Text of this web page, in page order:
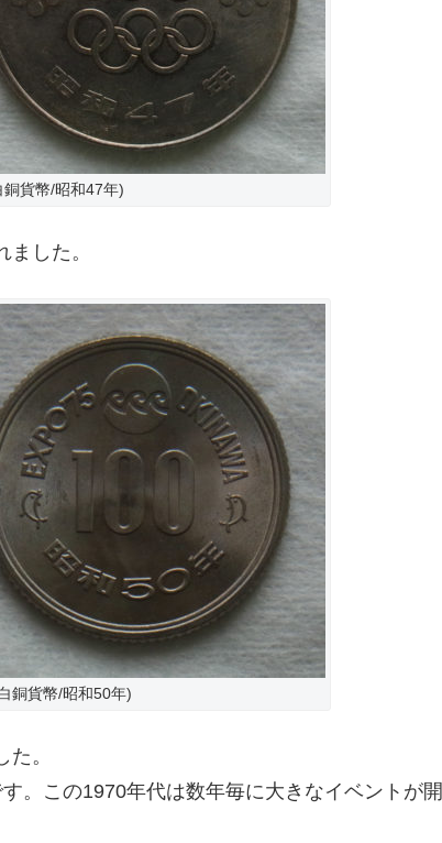
貨幣/昭和47年)
した。
銅貨幣/昭和50年)
。
。この1970年代は数年毎に大きなイベントが開